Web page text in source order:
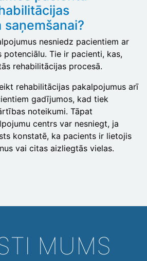
nesniedz pacientiem ar
potenciālu. Tie ir pacienti, kas,
rehabilitācijas procesā.
rehabilitācijas pakalpojumus arī
gadījumos, kad tiek
noteikumi. Tāpat
centrs var nesniegt, ja
konstatē, ka pacients ir lietojis
vai citas aizliegtās vielas.
MUMS